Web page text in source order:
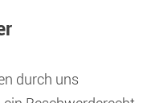
durch uns